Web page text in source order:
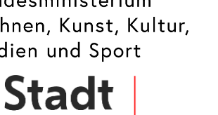
MITTEILUNGEN
MITTEILUNGEN Archiv
TERMINE
TERMINE sortiert
On Air / Online